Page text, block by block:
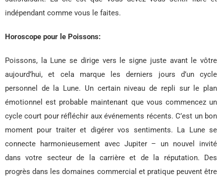
indépendant comme vous le faites.
Horoscope pour le Poissons:
Poissons, la Lune se dirige vers le signe juste avant le vôtre
aujourd’hui, et cela marque les derniers jours d’un cycle
personnel de la Lune. Un certain niveau de repli sur le plan
émotionnel est probable maintenant que vous commencez un
cycle court pour réfléchir aux événements récents. C’est un bon
moment pour traiter et digérer vos sentiments. La Lune se
connecte harmonieusement avec Jupiter – un nouvel invité
dans votre secteur de la carrière et de la réputation. Des
progrès dans les domaines commercial et pratique peuvent être